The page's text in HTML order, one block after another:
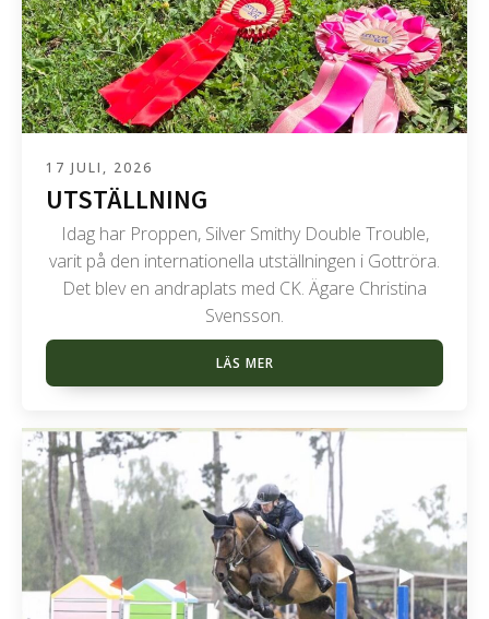
17 JULI, 2026
UTSTÄLLNING
Idag har Proppen, Silver Smithy Double Trouble,
varit på den internationella utställningen i Gottröra.
Det blev en andraplats med CK. Ägare Christina
Svensson.
LÄS MER